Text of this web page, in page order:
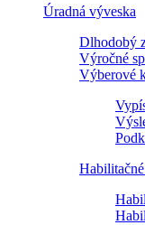
Úradná výveska
Dlhodobý
Výročné
Výberové